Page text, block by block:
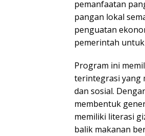
pemanfaatan
pangan lokal
penguatan
pemerintah
Program ini
terintegrasi yang
dan sosial.
membentuk
memiliki literasi
balik makanan